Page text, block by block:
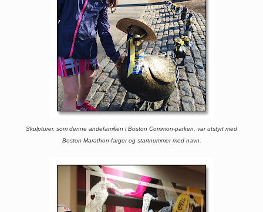
Skulpturer, som denne andefamilien i Boston Common-parken, var utstyrt med
Boston Marathon-farger og startnummer med navn.